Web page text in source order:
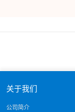
关于我们
公司简介